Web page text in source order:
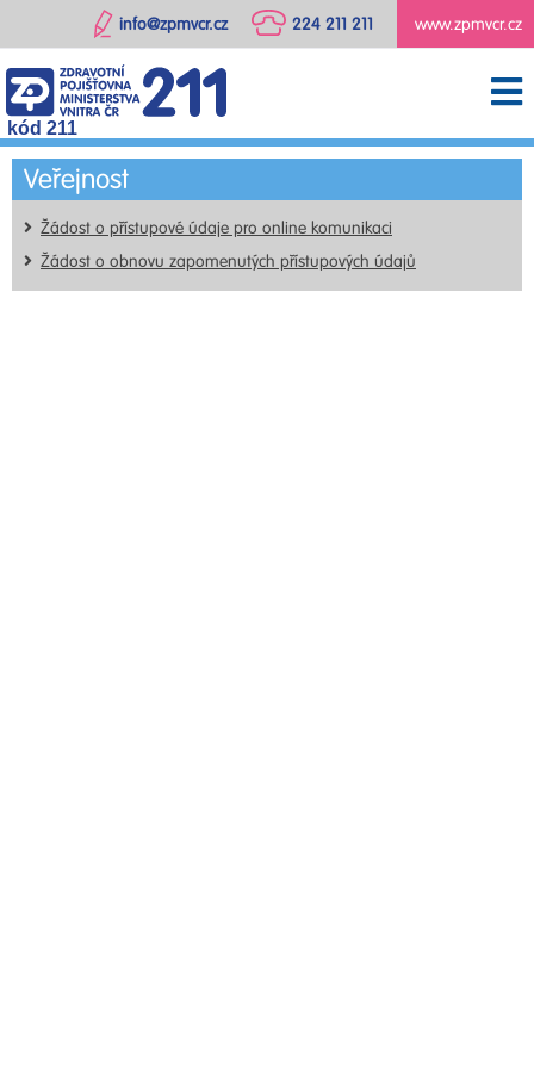
www.zpmvcr.cz
224 211 211
info@zpmvcr.cz
kód 211
Veřejnost
Žádost o přístupové údaje pro online komunikaci
Žádost o obnovu zapomenutých přístupových údajů